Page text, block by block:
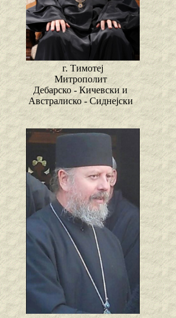
г. Тимотеј
Митрополит
Дебарско - Кичевски и
Австралиско - Сиднејски